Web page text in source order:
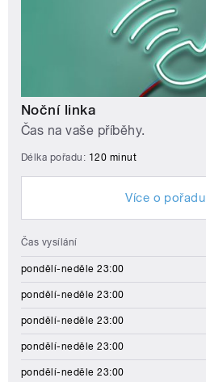
Noční linka
Čas na vaše příběhy.
Délka pořadu: 120 minut
Více o pořadu
Čas vysílání
pondělí-neděle 23:00
pondělí-neděle 23:00
pondělí-neděle 23:00
pondělí-neděle 23:00
pondělí-neděle 23:00